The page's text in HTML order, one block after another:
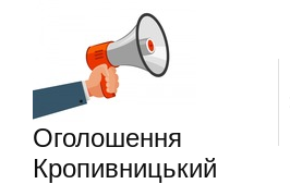
Оголошення
Кропивницький